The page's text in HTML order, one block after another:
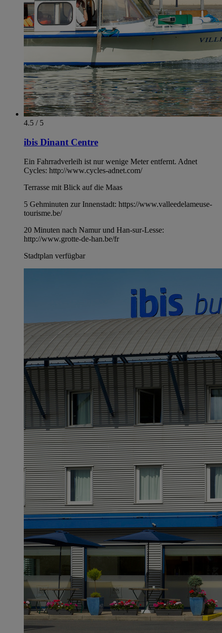
4.5 / 5
ibis Dinant Centre
Ein Fahrradverleih ist nur wenige Meter entfernt. Adnet
Cycles: http://www.cycles-adnet.com/
Terrasse mit Blick auf die Maas
5 Gehminuten zur Innenstadt: https://www.valleedelameuse-
tourisme.be/
20 Minuten nach Namur und Han-sur-Lesse:
http://www.grotte-de-han.be/fr
Stadtplan verfügbar